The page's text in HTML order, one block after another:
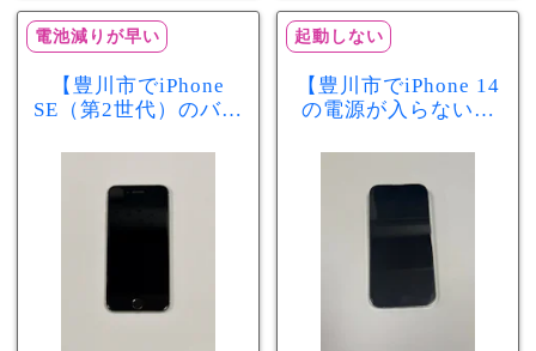
電池減りが早い
【豊川市でiPhone
SE（第2世代）のバッ
スマ豊川店】電池の
減りが早い症状も当
起動しない
【豊川市でiPhone 14
の電源が入らない修
店】バッテリー交換
で復旧するケースも
あります！